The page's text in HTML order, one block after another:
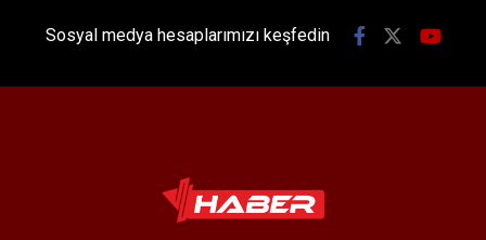
Sosyal medya hesaplarımızı keşfedin